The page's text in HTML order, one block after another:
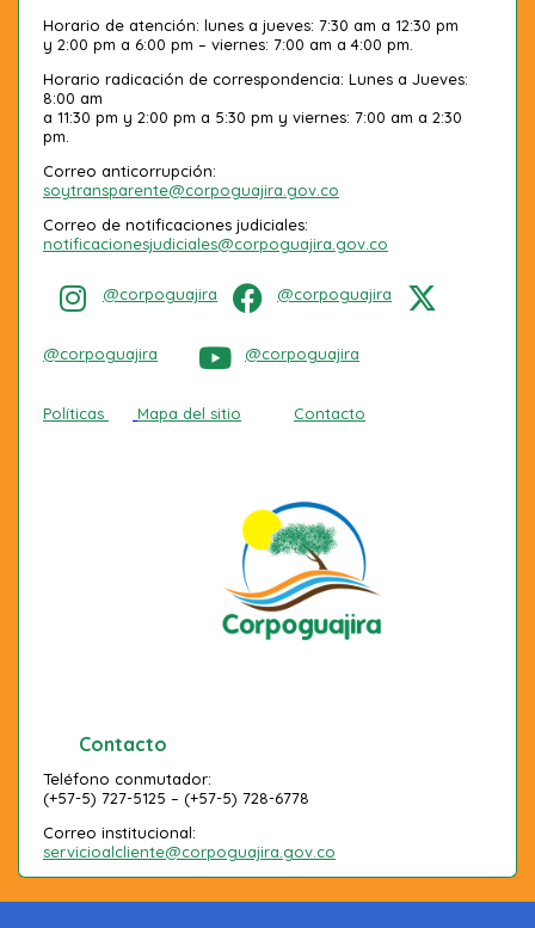
Horario de atención: lunes a jueves: 7:30 am a 12:30 pm
y 2:00 pm a 6:00 pm – viernes: 7:00 am a 4:00 pm.
Horario radicación de correspondencia: Lunes a Jueves:
8:00 am
a 11:30 pm y 2:00 pm a 5:30 pm y viernes: 7:00 am a 2:30
pm.
Correo anticorrupción:
soytransparente@corpoguajira.gov.co
Correo de notificaciones judiciales:
notificacionesjudiciales@corpoguajira.gov.co
@corpoguajira @corpoguajira
@corpoguajira @corpoguajira
Políticas Mapa del sitio Contacto
Contacto
Teléfono conmutador:
(+57-5) 727-5125 – (+57-5) 728-6778
Correo institucional:
servicioalcliente@corpoguajira.gov.co